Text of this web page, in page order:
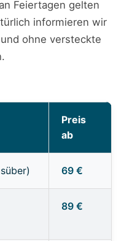
Feiertagen gelten
informieren wir
ohne versteckte
Preis
ab
69 €
89 €